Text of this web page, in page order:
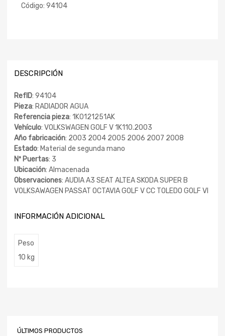
Código: 94104
DESCRIPCIÓN
RefID: 94104
Pieza: RADIADOR AGUA
Referencia pieza: 1K0121251AK
Vehículo: VOLKSWAGEN GOLF V 1K110.2003
Año fabricación: 2003 2004 2005 2006 2007 2008
Estado: Material de segunda mano
Nº Puertas: 3
Ubicación: Almacenada
Observaciones: AUDIA A3 SEAT ALTEA SKODA SUPER B
VOLKSAWAGEN PASSAT OCTAVIA GOLF V CC TOLEDO GOLF VI
INFORMACIÓN ADICIONAL
Peso
10 kg
ÚLTIMOS PRODUCTOS